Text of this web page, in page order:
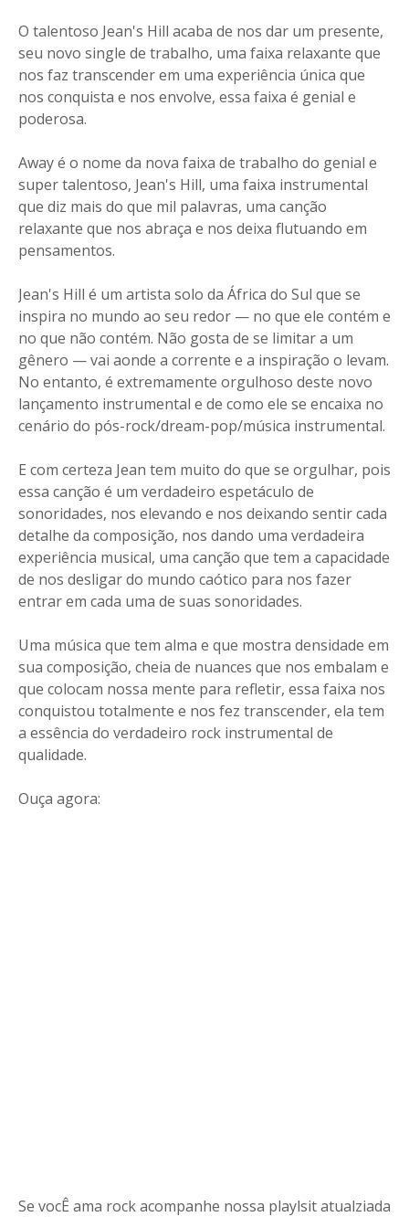
O talentoso Jean's Hill acaba de nos dar um presente,
seu novo single de trabalho, uma faixa relaxante que
nos faz transcender em uma experiência única que
nos conquista e nos envolve, essa faixa é genial e
poderosa.
Away é o nome da nova faixa de trabalho do genial e
super talentoso, Jean's Hill, uma faixa instrumental
que diz mais do que mil palavras, uma canção
relaxante que nos abraça e nos deixa flutuando em
pensamentos.
Jean's Hill é um artista solo da África do Sul que se
inspira no mundo ao seu redor — no que ele contém e
no que não contém. Não gosta de se limitar a um
gênero — vai aonde a corrente e a inspiração o levam.
No entanto, é extremamente orgulhoso deste novo
lançamento instrumental e de como ele se encaixa no
cenário do pós-rock/dream-pop/música instrumental.
E com certeza Jean tem muito do que se orgulhar, pois
essa canção é um verdadeiro espetáculo de
sonoridades, nos elevando e nos deixando sentir cada
detalhe da composição, nos dando uma verdadeira
experiência musical, uma canção que tem a capacidade
de nos desligar do mundo caótico para nos fazer
entrar em cada uma de suas sonoridades.
Uma música que tem alma e que mostra densidade em
sua composição, cheia de nuances que nos embalam e
que colocam nossa mente para refletir, essa faixa nos
conquistou totalmente e nos fez transcender, ela tem
a essência do verdadeiro rock instrumental de
qualidade.
Ouça agora:
Se vocÊ ama rock acompanhe nossa playlsit atualziada